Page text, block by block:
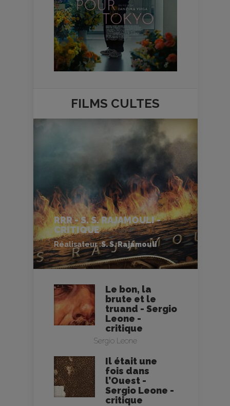
FILMS CULTES
RRR - S. S. RAJAMOULI -
CRITIQUE
Réalisateur :S. S. Rajamouli
Le bon, la
brute et le
truand - Sergio
Leone -
critique
Sergio Leone
Il était une
fois dans
l’Ouest -
Sergio Leone -
critique